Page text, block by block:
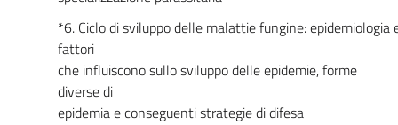
*6. Ciclo di sviluppo delle malattie fungine: epidemiologia
fattori
che influiscono sullo sviluppo delle epidemie, forme
diverse di
epidemia e conseguenti strategie di difesa